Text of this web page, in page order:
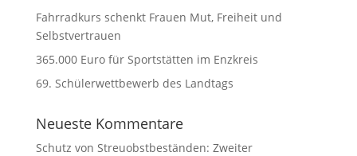
Fahrradkurs schenkt Frauen Mut, Freiheit und
Selbstvertrauen
365.000 Euro für Sportstätten im Enzkreis
69. Schülerwettbewerb des Landtags
Neueste Kommentare
Schutz von Streuobstbeständen: Zweiter